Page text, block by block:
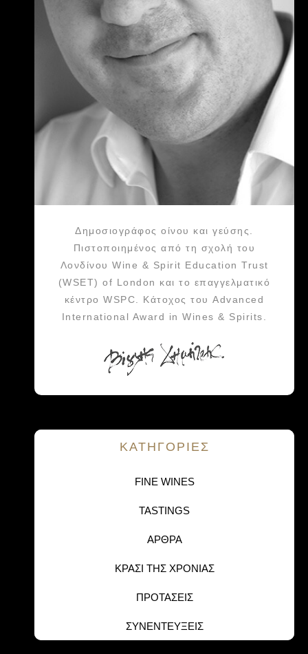
Δημοσιογράφος οίνου και γεύσης.
Πιστοποιημένος από τη σχολή του
Λονδίνου Wine & Spirit Education Trust
(WSET) of London και το επαγγελματικό
κέντρο WSPC. Κάτοχος του Advanced
International Award in Wines & Spirits.
KΑΤΗΓΟΡΙΕΣ
FINE WINES
TASTINGS
ΑΡΘΡΑ
ΚΡΑΣΙ ΤΗΣ ΧΡΟΝΙΑΣ
ΠΡΟΤΑΣΕΙΣ
ΣΥΝΕΝΤΕΥΞΕΙΣ